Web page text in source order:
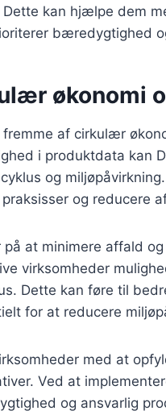
Dette kan hjælpe dem
bæredygtighed
økonomi
fremme af cirkulær
i produktdata kan
og
og reducere
at minimere affald
virksomheder
Dette kan føre til
for at reducere
med at
Ved at
og ansvarlig